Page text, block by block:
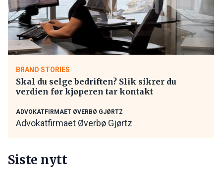
BRAND STORIES
Skal du selge bedriften? Slik sikrer du
verdien før kjøperen tar kontakt
ADVOKATFIRMAET ØVERBØ GJØRTZ
Advokatfirmaet Øverbø Gjørtz
Siste nytt